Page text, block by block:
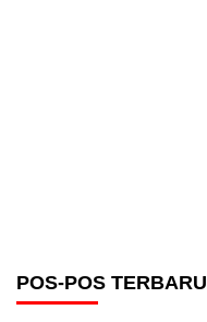
POS-POS TERBARU